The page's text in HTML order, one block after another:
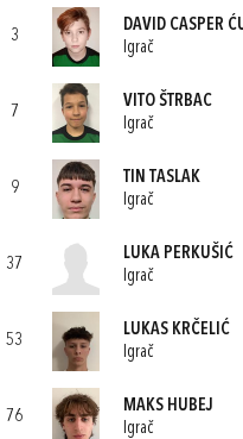
3
DAVID CASPER
Igrač
7
VITO ŠTRBAC
Igrač
9
TIN TASLAK
Igrač
37
LUKA PERKUŠIĆ
Igrač
53
LUKAS KRČELIĆ
Igrač
76
MAKS HUBEJ
Igrač